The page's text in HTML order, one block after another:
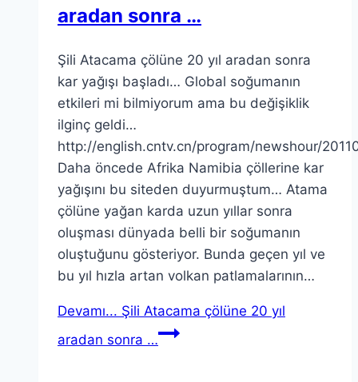
aradan sonra …
Şili Atacama çölüne 20 yıl aradan sonra
kar yağışı başladı… Global soğumanın
etkileri mi bilmiyorum ama bu değişiklik
ilginç geldi…
http://english.cntv.cn/program/newshour/
Daha öncede Afrika Namibia çöllerine kar
yağışını bu siteden duyurmuştum… Atama
çölüne yağan karda uzun yıllar sonra
oluşması dünyada belli bir soğumanın
oluştuğunu gösteriyor. Bunda geçen yıl ve
bu yıl hızla artan volkan patlamalarının…
Devamı... Şili Atacama çölüne 20 yıl
aradan sonra …